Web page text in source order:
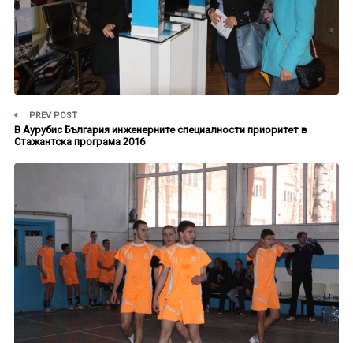
PREV POST
В Аурубис България инженерните специалности приоритет в
Стажантска програма 2016